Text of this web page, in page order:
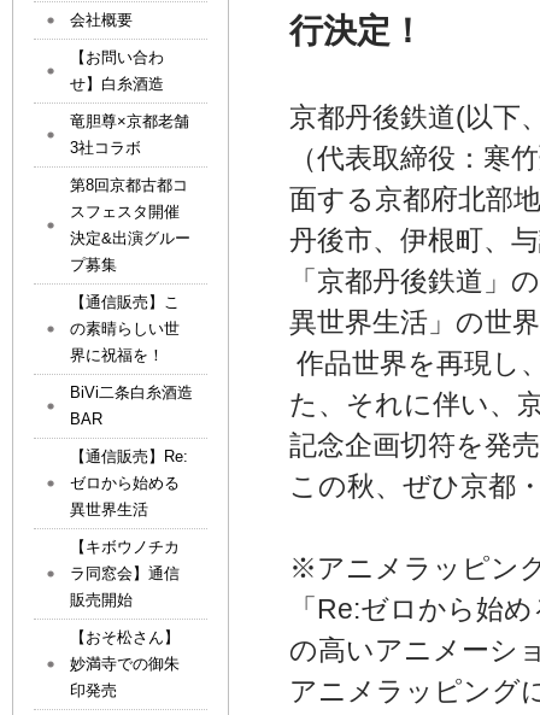
行決定！
京都丹後鉄道(以下
（代表取締役：
面する京都府北部
丹後市、伊根町、
「京都丹後鉄道
異世界生活」の世
作品世界を再現し
た、それに伴い、
記念企画切符を発
この秋、ぜひ京都
※アニメラッピン
「Re:ゼロから始
の高いアニメーシ
アニメラッピング
会社概要
【お問い合わ
せ】白糸酒造
竜胆尊×京都老舗
3社コラボ
第8回京都古都コ
スフェスタ開催
決定&出演グルー
プ募集
【通信販売】こ
の素晴らしい世
界に祝福を！
BiVi二条白糸酒造
BAR
【通信販売】Re:
ゼロから始める
異世界生活
【キボウノチカ
ラ同窓会】通信
販売開始
【おそ松さん】
妙満寺での御朱
印発売